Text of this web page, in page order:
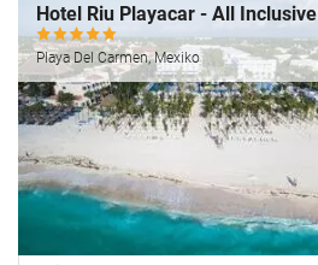
Hotel Riu Playacar - All Inclusive
Playa Del Carmen, Mexiko